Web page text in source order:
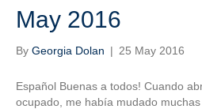
May 2016
By Georgia Dolan | 25 May 2016
Español Buenas a todos! Cuando
ocupado, me había mudado